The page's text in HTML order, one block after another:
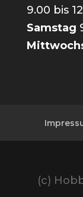
9.00 bis
Samstag
(c)